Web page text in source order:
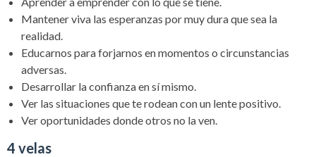
Mantener viva las esperanzas por muy dura que sea la
realidad.
Educarnos para forjarnos en momentos o circunstancias
adversas.
Desarrollar la confianza en sí mismo.
Ver las situaciones que te rodean con un lente positivo.
Ver oportunidades donde otros no la ven.
4 velas